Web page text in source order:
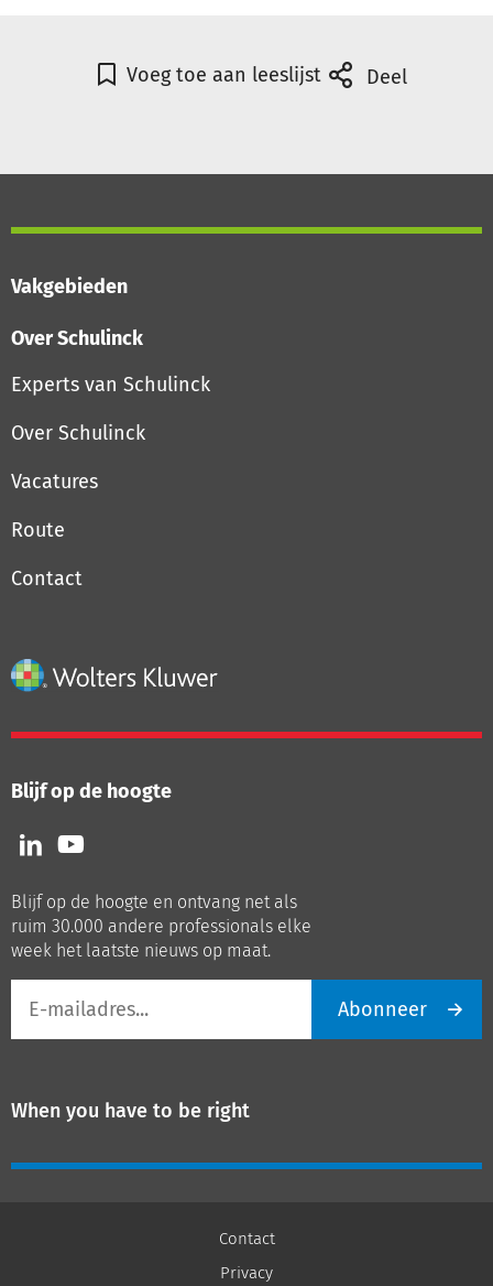
Voeg toe aan leeslijst Deel
Vakgebieden
Over Schulinck
Experts van Schulinck
Over Schulinck
Vacatures
Route
Contact
Blijf op de hoogte
Volg
ons
LinkedIn
Volg
ons
Youtube
Blijf op de hoogte en ontvang net als
ruim 30.000 andere professionals elke
week het laatste nieuws op maat.
mailadres
Abonneer
When you have to be right
Contact
Privacy